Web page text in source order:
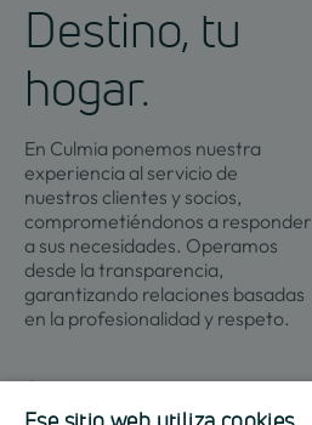
Destino, tu
hogar.
En Culmia ponemos nuestra
experiencia al servicio de
nuestros clientes y socios,
comprometiéndonos a responder
a sus necesidades. Operamos
desde la transparencia,
garantizando relaciones basadas
en la profesionalidad y respeto.
Contacto